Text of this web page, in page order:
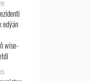
edýän
wise-